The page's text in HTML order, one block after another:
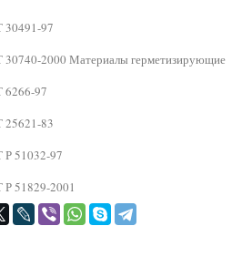
97
2000 Материалы герметизирующие
97
83
51032-97
51829-2001